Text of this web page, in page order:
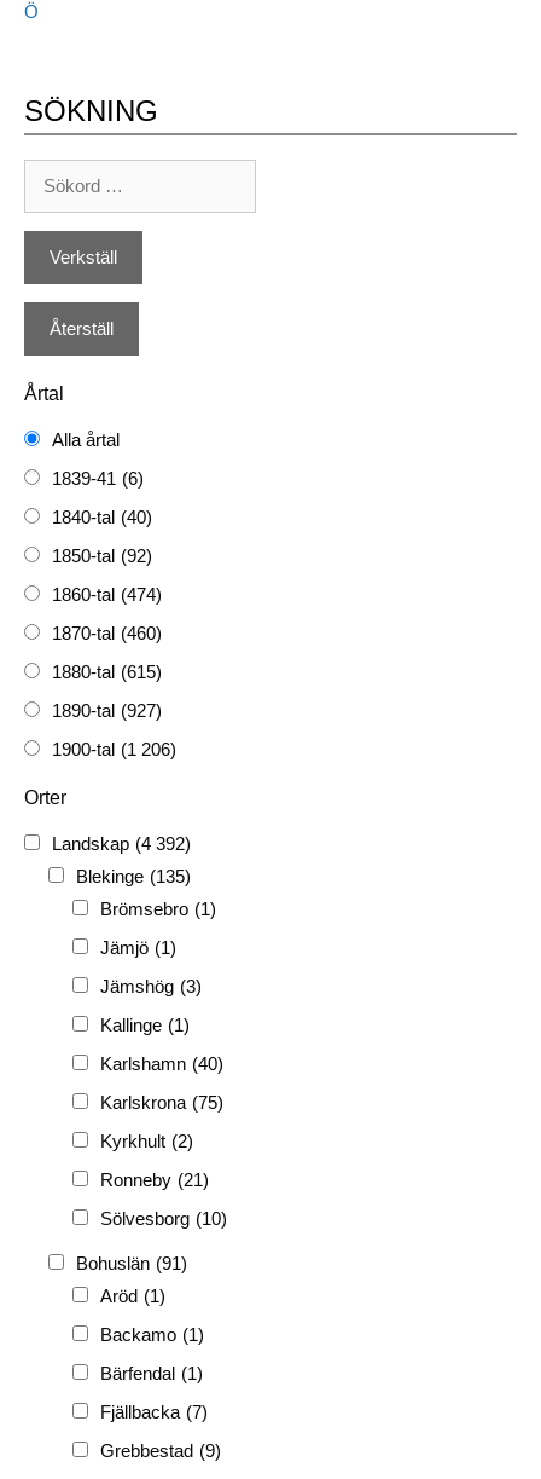
Ö
SÖKNING
Årtal
Alla årtal
1839-41 (6)
1840-tal (40)
1850-tal (92)
1860-tal (474)
1870-tal (460)
1880-tal (615)
1890-tal (927)
1900-tal (1 206)
FH
(338)
FRG
(3 189)
PF (3 882)
PIONJÄR (129)
Orter
Landskap (4 392)
Blekinge (135)
Brömsebro (1)
Jämjö (1)
Jämshög (3)
Kallinge (1)
Karlshamn (40)
Karlskrona (75)
Kyrkhult (2)
Ronneby (21)
Sölvesborg (10)
Bohuslän (91)
Aröd (1)
Backamo (1)
Bärfendal (1)
Fjällbacka (7)
Grebbestad (9)